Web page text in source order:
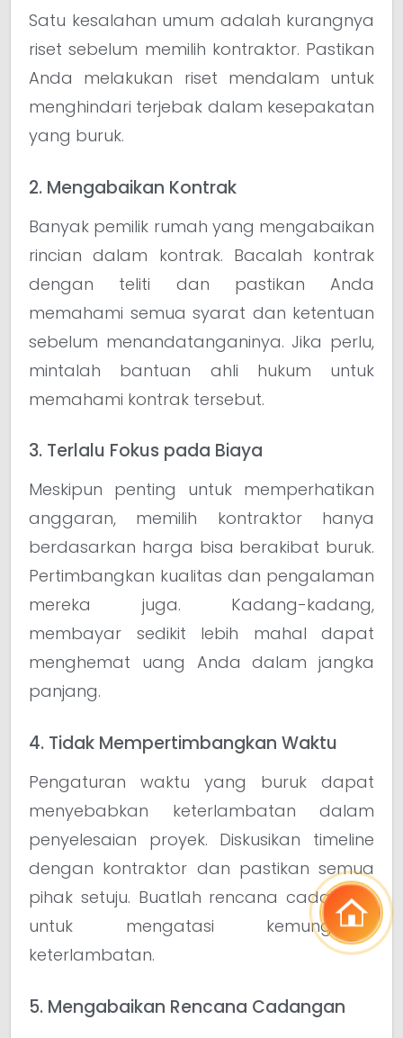
Satu kesalahan umum adalah kurangnya
riset sebelum memilih kontraktor. Pastikan
Anda melakukan riset mendalam untuk
menghindari terjebak dalam kesepakatan
yang buruk.
2. Mengabaikan Kontrak
Banyak pemilik rumah yang mengabaikan
rincian dalam kontrak. Bacalah kontrak
dengan teliti dan pastikan Anda
memahami semua syarat dan ketentuan
sebelum menandatanganinya. Jika perlu,
mintalah bantuan ahli hukum untuk
memahami kontrak tersebut.
3. Terlalu Fokus pada Biaya
Meskipun penting untuk memperhatikan
anggaran, memilih kontraktor hanya
berdasarkan harga bisa berakibat buruk.
Pertimbangkan kualitas dan pengalaman
mereka juga. Kadang-kadang,
membayar sedikit lebih mahal dapat
menghemat uang Anda dalam jangka
panjang.
4. Tidak Mempertimbangkan Waktu
Pengaturan waktu yang buruk dapat
menyebabkan keterlambatan dalam
penyelesaian proyek. Diskusikan timeline
dengan kontraktor dan pastikan semua
pihak setuju. Buatlah rencana cadangan
untuk mengatasi kemungkinan
keterlambatan.
5. Mengabaikan Rencana Cadangan